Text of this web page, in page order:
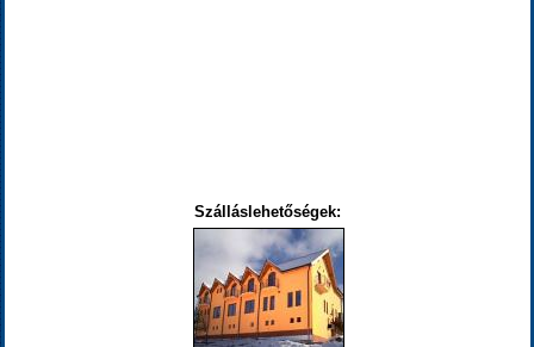
Szálláslehetőségek: